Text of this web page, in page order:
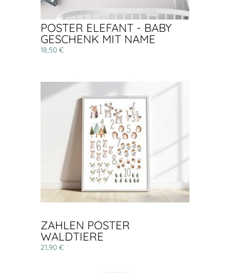
POSTER ELEFANT - BABY
GESCHENK MIT NAME
18,50 €
ZAHLEN POSTER
WALDTIERE
21,90 €